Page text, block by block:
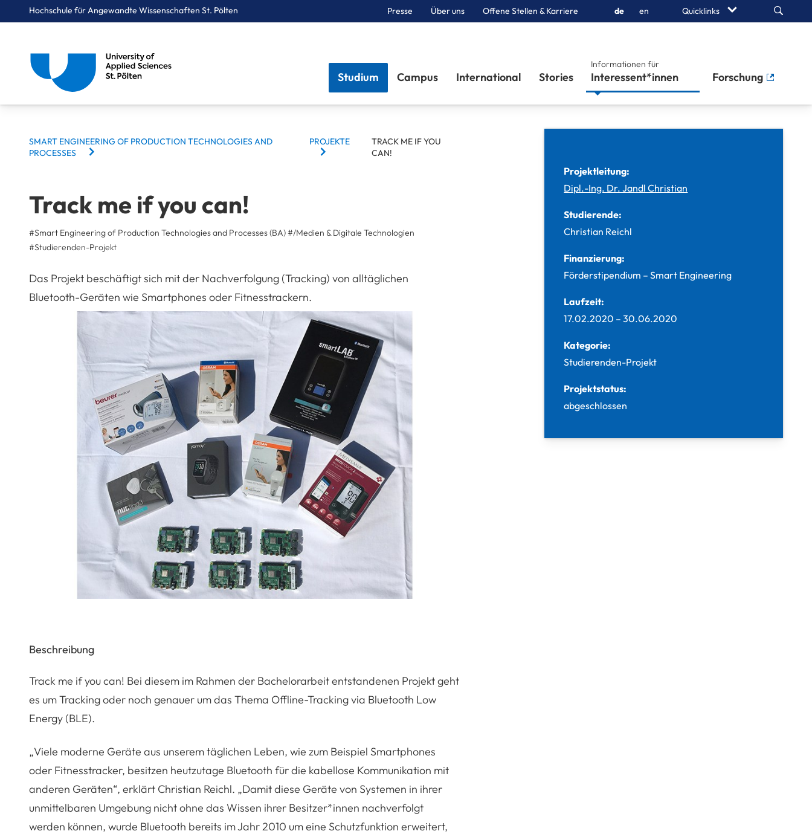
Hochschule für Angewandte Wissenschaften St. Pölten Presse Über uns Offene Stellen & Karriere de en Quicklinks Search
Studium Campus International Stories
Informationen für
Interessent*innen Forschung
Projektleitung:
Dipl.-Ing. Dr. Jandl Christian
Studierende:
Christian Reichl
Finanzierung:
Förderstipendium – Smart Engineering
Laufzeit:
17.02.2020 –30.06.2020
Kategorie:
Studierenden-Projekt
Projektstatus:
abgeschlossen
BREADCRUMBS
SMART ENGINEERING OF PRODUCTION TECHNOLOGIES AND
PROCESSES
PROJEKTE
TRACK ME IF YOU
CAN!
Track me if you can!
#Smart Engineering of Production Technologies and Processes (BA)#/Medien & Digitale Technologien
#Studierenden-Projekt
Das Projekt beschäftigt sich mit der Nachverfolgung (Tracking) von alltäglichen
Bluetooth-Geräten wie Smartphones oder Fitnesstrackern.
Beschreibung
Track me if you can! Bei diesem im Rahmen der Bachelorarbeit entstandenen Projekt geht
es um Tracking oder noch genauer um das Thema Offline-Tracking via Bluetooth Low
Energy (BLE).
„Viele moderne Geräte aus unserem täglichen Leben, wie zum Beispiel Smartphones
oder Fitnesstracker, besitzen heutzutage Bluetooth für die kabellose Kommunikation mit
anderen Geräten“, erklärt Christian Reichl. „Damit diese Geräte von Systemen in ihrer
unmittelbaren Umgebung nicht ohne das Wissen ihrer Besitzer*innen nachverfolgt
werden können, wurde Bluetooth bereits im Jahr 2010 um eine Schutzfunktion erweitert,